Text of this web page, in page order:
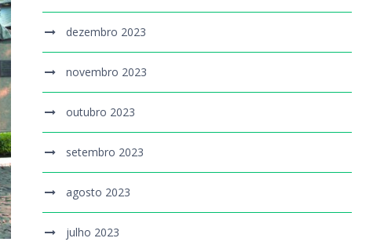
dezembro 2023
novembro 2023
outubro 2023
setembro 2023
agosto 2023
julho 2023